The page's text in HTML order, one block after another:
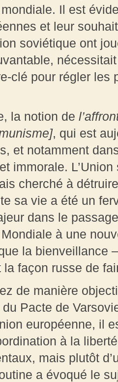
Il est
et leur
soviétique ont
clé pour régler les
la notion de
, qui est
et notamment
immorale.
cherché à
sa vie a été un
dans le
à une
la bienveillance
façon russe de
de manière
Pacte de
européenne, il
à la
mais plutôt
a évoqué le